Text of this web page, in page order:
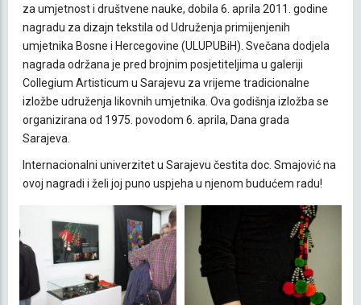
za umjetnost i društvene nauke, dobila 6. aprila 2011. godine
nagradu za dizajn tekstila od Udruženja primijenjenih
umjetnika Bosne i Hercegovine (ULUPUBiH). Svečana dodjela
nagrada održana je pred brojnim posjetiteljima u galeriji
Collegium Artisticum u Sarajevu za vrijeme tradicionalne
izložbe udruženja likovnih umjetnika. Ova godišnja izložba se
organizirana od 1975. povodom 6. aprila, Dana grada
Sarajeva.
Internacionalni univerzitet u Sarajevu čestita doc. Smajović na
ovoj nagradi i želi joj puno uspjeha u njenom budućem radu!